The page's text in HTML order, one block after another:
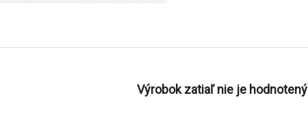
Výrobok zatiaľ nie je hodnotený